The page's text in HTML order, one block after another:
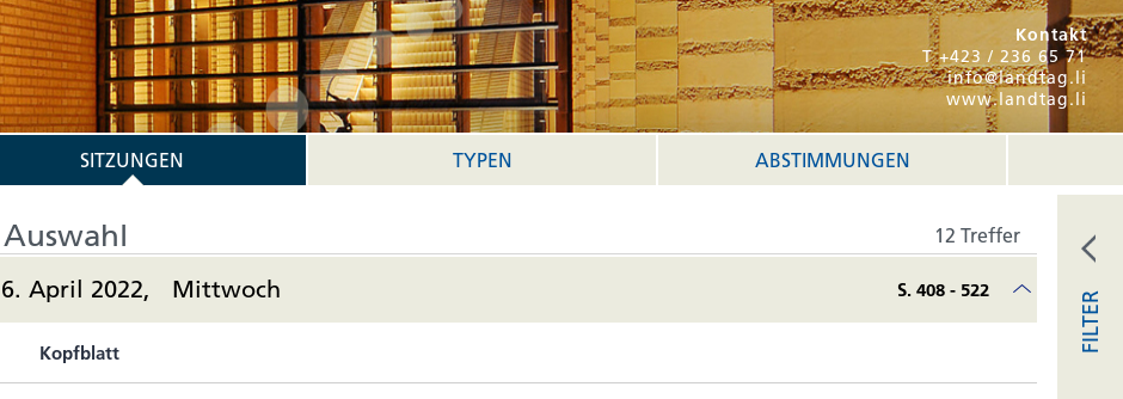
Kontakt
T +423 / 236 65 71
info@landtag.li
www.landtag.li
SITZUNGEN TYPEN ABSTIMMUNGEN
Auswahl 12 Treffer
6. April 2022, Mittwoch S. 408 - 522
Kopfblatt FILTER